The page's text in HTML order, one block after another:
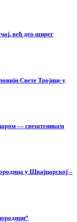
већ део ширег
Свете Тројице у
— свештеником
у Швајцарској –